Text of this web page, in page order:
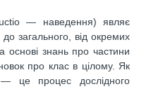
— наведення) являє
загального, від окремих
основі знань про частини
про клас в цілому. Як
— це процес дослідного